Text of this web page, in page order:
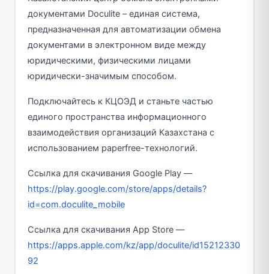
документами Doculite – единая система,
предназначенная для автоматизации обмена
документами в электронном виде между
юридическими, физическими лицами
юридически-значимым способом.
Подключайтесь к КЦОЭД и станьте частью
единого пространства информационного
взаимодействия организаций Казахстана с
использованием paperfree-технологий.
Ссылка для скачивания Google Play —
https://play.google.com/store/apps/details?
id=com.doculite_mobile
Ссылка для скачивания App Store —
https://apps.apple.com/kz/app/doculite/id15212330
92